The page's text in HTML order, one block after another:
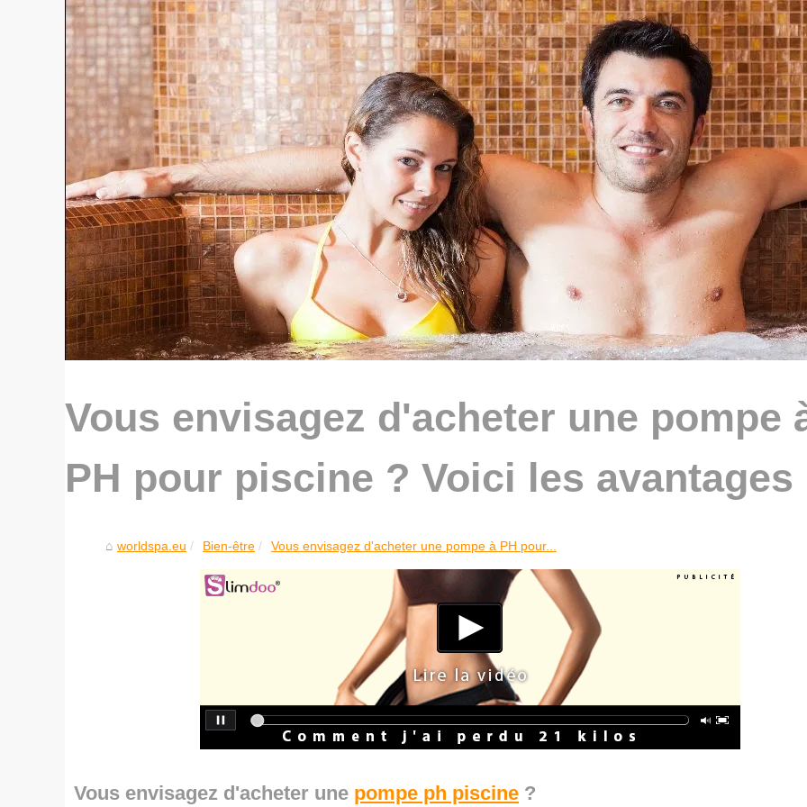
Vous envisagez d'acheter une pompe
PH pour piscine ? Voici les avantages
worldspa.eu Bien-être Vous envisagez d'acheter une pompe à PH pour...
Vous envisagez d'acheter une pompe ph piscine ?